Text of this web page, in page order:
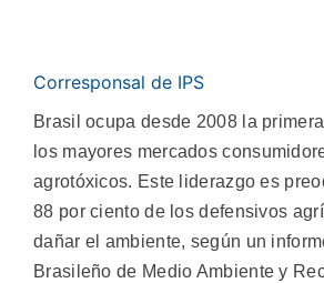
Corresponsal de IPS
Brasil ocupa desde 2008 la
los mayores mercados
agrotóxicos. Este liderazgo es
88 por ciento de los defensivos
dañar el ambiente, según un
Brasileño de Medio Ambiente y